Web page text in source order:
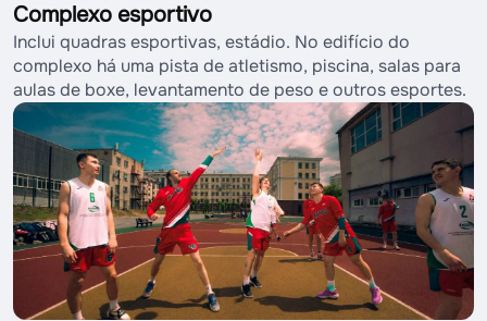
Complexo esportivo
Inclui quadras esportivas, estádio. No edifício do
complexo há uma pista de atletismo, piscina, salas para
aulas de boxe, levantamento de peso e outros esportes.